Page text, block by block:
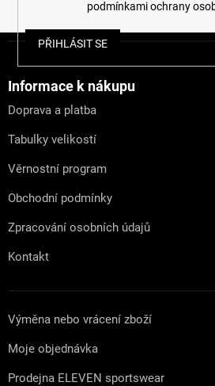
podmínkami ochrany
PŘIHLÁSIT SE
Informace k nákupu
Doprava a platba
Tabulky velikostí
Věrnostní program
Obchodní podmínky
Zpracování osobních údajů
Kontakt
Výměna nebo vrácení zboží
Moje objednávka
Prodejna ELEVEN sportswear